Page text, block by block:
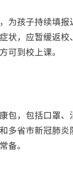
孩子持续填报
状，应暂缓返校
可到校上课。
，包括口罩、
多省市新冠肺
备。